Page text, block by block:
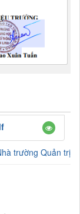
trường Quản trị